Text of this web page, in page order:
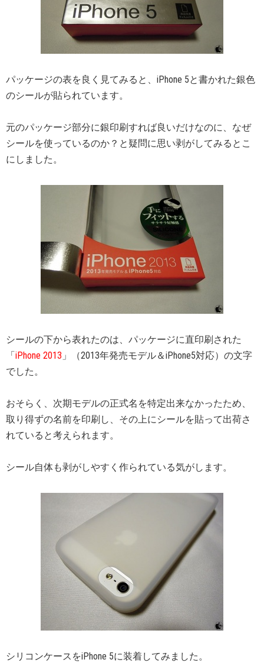
パッケージの表を良く見てみると、iPhone 5と書かれた銀色
のシールが貼られています。
元のパッケージ部分に銀印刷すれば良いだけなのに、なぜ
シールを使っているのか？と疑問に思い剥がしてみるとこ
にしました。
シールの下から表れたのは、パッケージに直印刷された
「iPhone 2013 」（2013年発売モデル＆iPhone5対応）の文字
でした。
おそらく、次期モデルの正式名を特定出来なかったため、
取り得ずの名前を印刷し、その上にシールを貼って出荷さ
れていると考えられます。
シール自体も剥がしやすく作られている気がします。
シリコンケースをiPhone 5に装着してみました。